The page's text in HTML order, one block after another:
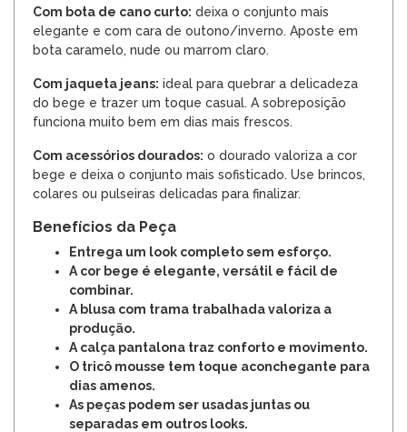
Com bota de cano curto: deixa o conjunto mais
elegante e com cara de outono/inverno. Aposte em
bota caramelo, nude ou marrom claro.
Com jaqueta jeans: ideal para quebrar a delicadeza
do bege e trazer um toque casual. A sobreposição
funciona muito bem em dias mais frescos.
Com acessórios dourados: o dourado valoriza a cor
bege e deixa o conjunto mais sofisticado. Use brincos,
colares ou pulseiras delicadas para finalizar.
Benefícios da Peça
Entrega um look completo sem esforço.
A cor bege é elegante, versátil e fácil de
combinar.
A blusa com trama trabalhada valoriza a
produção.
A calça pantalona traz conforto e movimento.
O tricô mousse tem toque aconchegante para
dias amenos.
As peças podem ser usadas juntas ou
separadas em outros looks.